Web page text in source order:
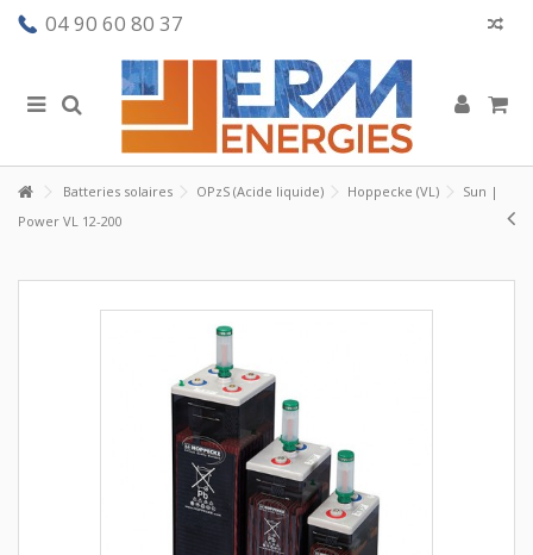
04 90 60 80 37
Batteries solaires OPzS (Acide liquide) Hoppecke (VL)
Sun |
Power VL 12-200